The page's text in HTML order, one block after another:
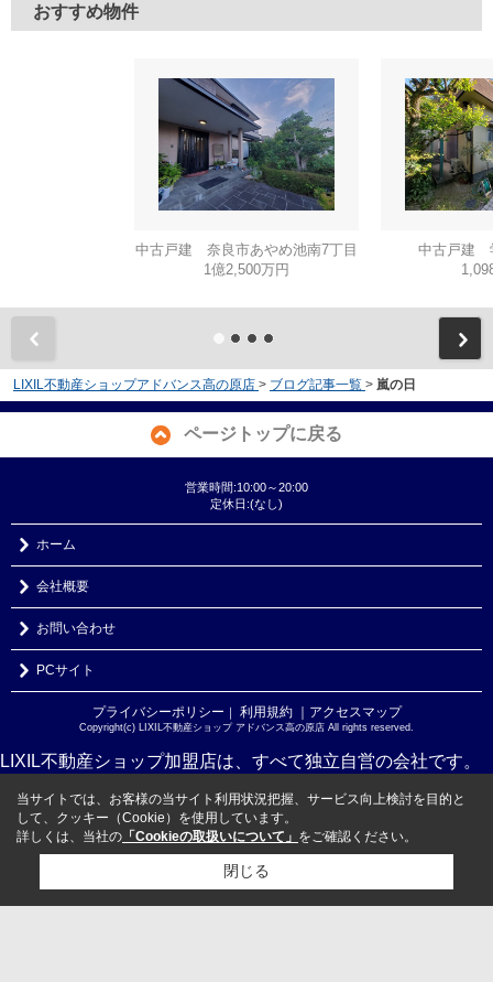
おすすめ物件
中古戸建 奈良市あやめ池南7丁目
1億2,500万円
中古戸建
LIXIL不動産ショップアドバンス高の原店 > ブログ記事一覧 > 嵐の日
ページトップに戻る
営業時間:10:00～20:00
定休日:(なし)
ホーム
会社概要
お問い合わせ
PCサイト
プライバシーポリシー ｜ 利用規約 ｜アクセスマップ
Copyright(c) LIXIL不動産ショップ アドバンス高の原店 All rights reserved.
LIXIL不動産ショップ加盟店は、すべて独立自営の会社です。
当サイトでは、お客様の当サイト利用状況把握、サービス向上検討を目的と
して、クッキー（Cookie）を使用しています。
詳しくは、当社の 「Cookieの取扱いについて」 をご確認ください。
閉じる